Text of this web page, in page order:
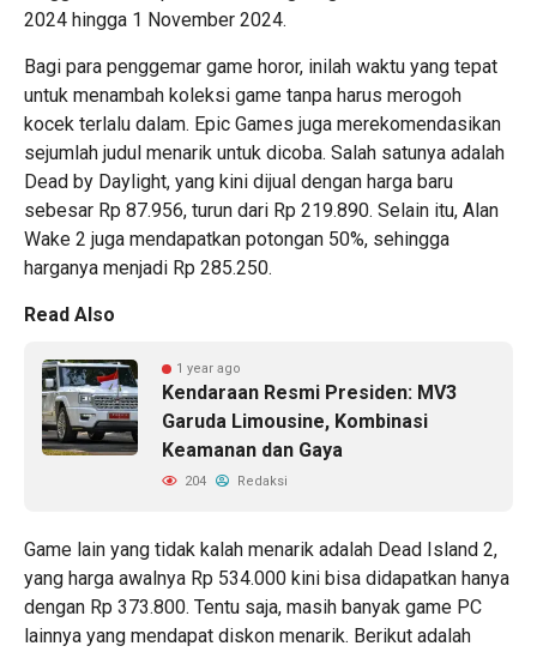
2024 hingga 1 November 2024.
Bagi para penggemar game horor, inilah waktu yang tepat
untuk menambah koleksi game tanpa harus merogoh
kocek terlalu dalam. Epic Games juga merekomendasikan
sejumlah judul menarik untuk dicoba. Salah satunya adalah
Dead by Daylight, yang kini dijual dengan harga baru
sebesar Rp 87.956, turun dari Rp 219.890. Selain itu, Alan
Wake 2 juga mendapatkan potongan 50%, sehingga
harganya menjadi Rp 285.250.
Read Also
1 year ago
Kendaraan Resmi Presiden: MV3
Garuda Limousine, Kombinasi
Keamanan dan Gaya
204 Redaksi
Game lain yang tidak kalah menarik adalah Dead Island 2,
yang harga awalnya Rp 534.000 kini bisa didapatkan hanya
dengan Rp 373.800. Tentu saja, masih banyak game PC
lainnya yang mendapat diskon menarik. Berikut adalah